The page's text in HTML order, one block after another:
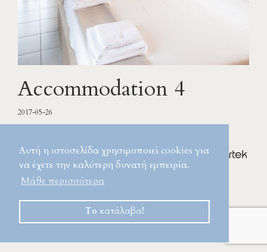
Αυτή η ιστοσελίδα χρησιμοποιεί cookies για
να έχετε την καλύτερη δυνατή εμπειρία.
Μάθε περισσότερα
Το κατάλαβα!
Accommodation 4
2017-05-26